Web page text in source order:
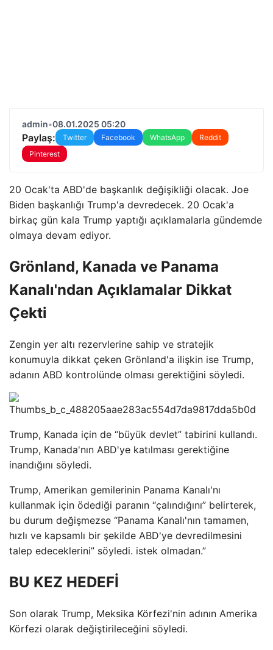
admin•08.01.2025 05:20
Paylaş: Twitter Facebook WhatsApp
Reddit
Pinterest
20 Ocak'ta ABD'de başkanlık değişikliği olacak. Joe
Biden başkanlığı Trump'a devredecek. 20 Ocak'a
birkaç gün kala Trump yaptığı açıklamalarla gündemde
olmaya devam ediyor.
Grönland, Kanada ve Panama
Kanalı'ndan Açıklamalar Dikkat
Çekti
Zengin yer altı rezervlerine sahip ve stratejik
konumuyla dikkat çeken Grönland'a ilişkin ise Trump,
adanın ABD kontrolünde olması gerektiğini söyledi.
Trump, Kanada için de “büyük devlet” tabirini kullandı.
Trump, Kanada'nın ABD'ye katılması gerektiğine
inandığını söyledi.
Trump, Amerikan gemilerinin Panama Kanalı'nı
kullanmak için ödediği paranın “çalındığını” belirterek,
bu durum değişmezse “Panama Kanalı'nın tamamen,
hızlı ve kapsamlı bir şekilde ABD'ye devredilmesini
talep edeceklerini” söyledi. istek olmadan.”
BU KEZ HEDEFİ
Son olarak Trump, Meksika Körfezi'nin adının Amerika
Körfezi olarak değiştirileceğini söyledi.